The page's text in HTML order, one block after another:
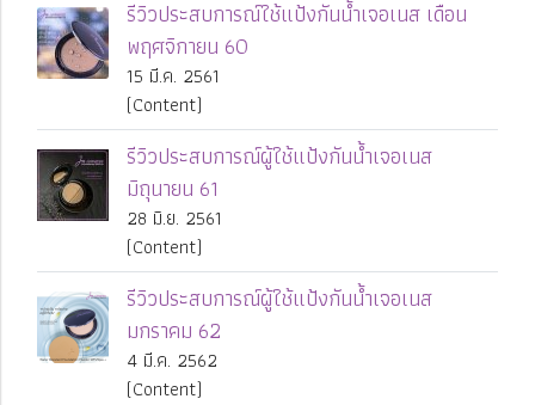
รีวิวประสบการณ์ใช้แป้งกันน้ำเจอเนส เดือน
พฤศจิกายน 60
15 มี.ค. 2561
(Content)
รีวิวประสบการณ์ผู้ใช้แป้งกันน้ำเจอเนส
มิถุนายน 61
28 มิ.ย. 2561
(Content)
รีวิวประสบการณ์ผู้ใช้แป้งกันน้ำเจอเนส
มกราคม 62
4 มี.ค. 2562
(Content)